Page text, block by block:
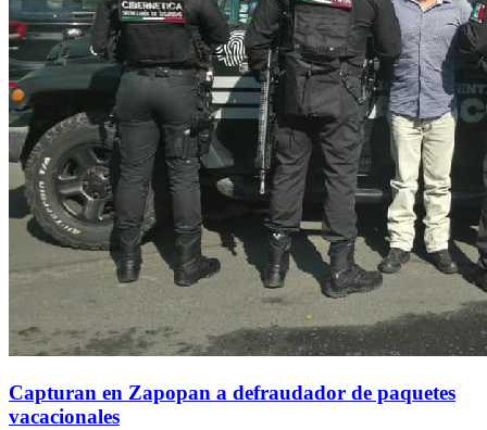
Capturan en Zapopan a defraudador de paquetes
vacacionales